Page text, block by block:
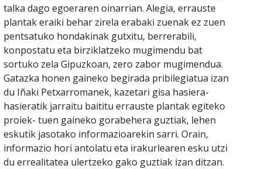
talka dago egoeraren oinarrian. Alegia, errauste
plantak eraiki behar zirela erabaki zuenak ez zuen
pentsatuko hondakinak gutxitu, berrerabili,
konpostatu eta birziklatzeko mugimendu bat
sortuko zela Gipuzkoan, zero zabor mugimendua.
Gatazka honen gaineko begirada pribilegiatua izan
du Iñaki Petxarromanek, kazetari gisa hasiera-
hasieratik jarraitu baititu errauste plantak egiteko
proiek- tuen gaineko gorabehera guztiak, lehen
eskutik jasotako informazioarekin sarri. Orain,
informazio hori antolatu eta irakurlearen esku utzi
du errealitatea ulertzeko gako guztiak izan ditzan.